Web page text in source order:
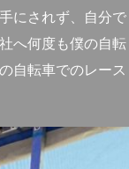
にされず、自分で
へ何度も僕の自転
自転車でのレース